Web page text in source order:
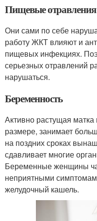
Пищевые отравления
Они сами по себе
работу ЖКТ влияют и
пищевых инфекциях.
серьезных отравлений
нарушаться.
Беременность
Активно растущая матка
размере, занимает
на поздних сроках
сдавливает многие
Беременные женщины
неприятными
желудочный кашель.